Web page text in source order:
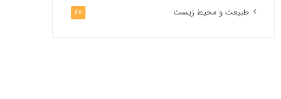
طبیعت و محیط زیست 44